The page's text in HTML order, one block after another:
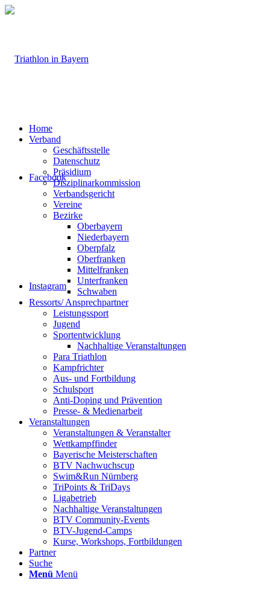
Facebook
Instagram
Home
Verband
Geschäftsstelle
Datenschutz
Präsidium
Disziplinarkommission
Verbandsgericht
Vereine
Bezirke
Oberbayern
Niederbayern
Oberpfalz
Oberfranken
Mittelfranken
Unterfranken
Schwaben
Ressorts/ Ansprechpartner
Leistungssport
Jugend
Sportentwicklung
Nachhaltige Veranstaltungen
Para Triathlon
Kampfrichter
Aus- und Fortbildung
Schulsport
Anti-Doping und Prävention
Presse- & Medienarbeit
Veranstaltungen
Veranstaltungen & Veranstalter
Wettkampffinder
Bayerische Meisterschaften
BTV Nachwuchscup
Swim&Run Nürnberg
TriPoints & TriDays
Ligabetrieb
Nachhaltige Veranstaltungen
BTV Community-Events
BTV-Jugend-Camps
Kurse, Workshops, Fortbildungen
Partner
Suche
Menü Menü